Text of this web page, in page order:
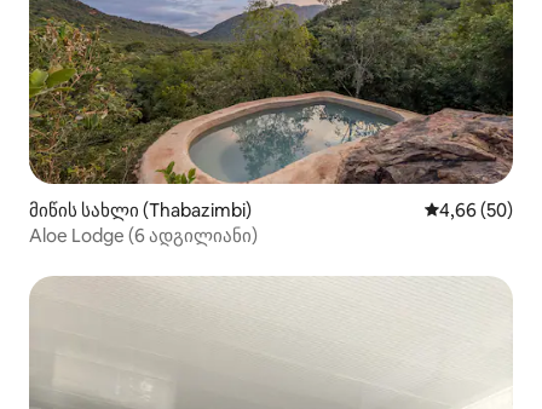
მიწის სახლი (Thabazimbi) საშუალო
4,66 (50)
Aloe Lodge (6 ადგილიანი)